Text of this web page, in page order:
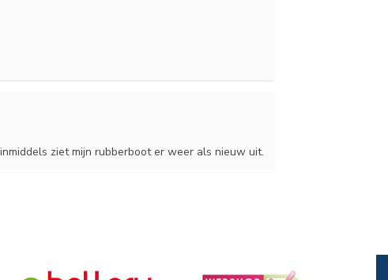
ziet mijn rubberboot er weer als nieuw uit.